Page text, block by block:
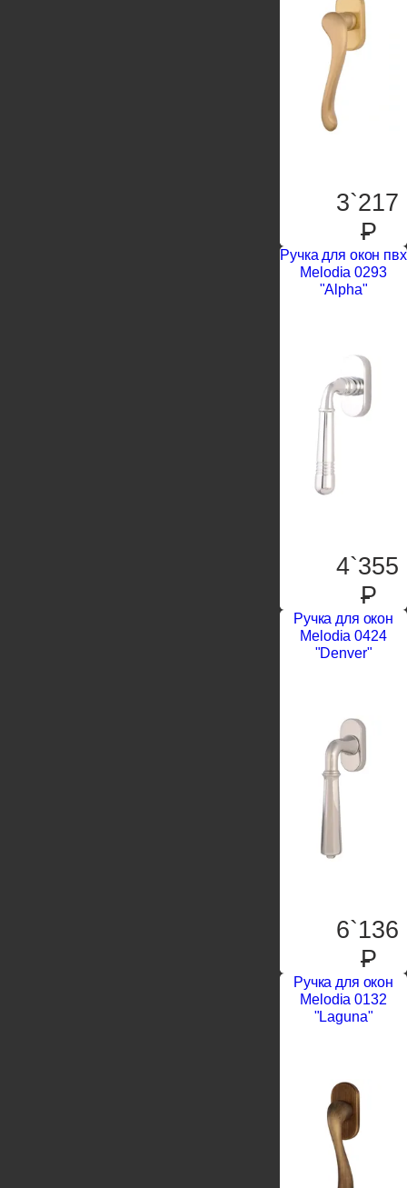
3`217
P
Ручка для окон пвх
Melodia 0293
"Alpha"
4`355
P
Ручка для окон
Melodia 0424
"Denver"
6`136
P
Ручка для окон
Melodia 0132
"Laguna"